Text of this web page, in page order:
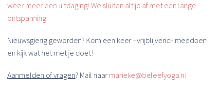
weer meer een uitdaging! We sluiten altijd af met een lange
ontspanning.
Nieuwsgierig geworden? Kom een keer –vrijblijvend- meedoen
en kijk wat het met je doet!
Aanmelden of vragen? Mail naar marieke@beleefyoga.nl